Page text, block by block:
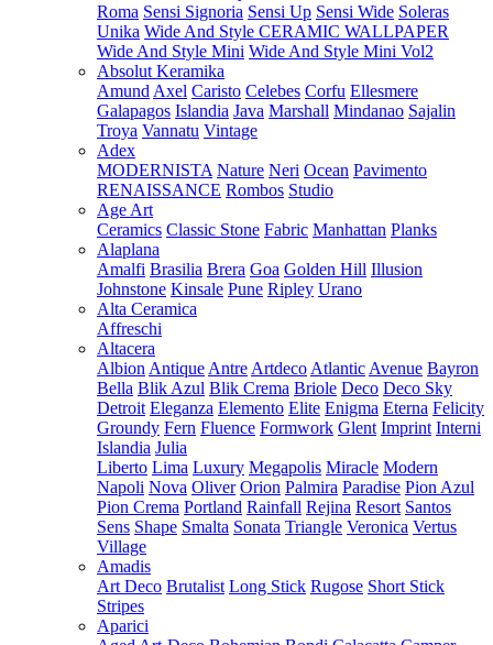
Roma Sensi Signoria Sensi Up Sensi Wide Soleras
Unika Wide And Style CERAMIC WALLPAPER
Wide And Style Mini Wide And Style Mini Vol2
Absolut Keramika
Amund Axel Caristo Celebes Corfu Ellesmere
Galapagos Islandia Java Marshall Mindanao Sajalin
Troya Vannatu Vintage
Adex
MODERNISTA Nature Neri Ocean Pavimento
RENAISSANCE Rombos Studio
Age Art
Ceramics Classic Stone Fabric Manhattan Planks
Alaplana
Amalfi Brasilia Brera Goa Golden Hill Illusion
Johnstone Kinsale Pune Ripley Urano
Alta Ceramica
Affreschi
Altacera
Albion Antique Antre Artdeco Atlantic Avenue Bayron
Bella Blik Azul Blik Crema Briole Deco Deco Sky
Detroit Eleganza Elemento Elite Enigma Eterna Felicity
Groundy Fern Fluence Formwork Glent Imprint Interni
Islandia Julia
Liberto Lima Luxury Megapolis Miracle Modern
Napoli Nova Oliver Orion Palmira Paradise Pion Azul
Pion Crema Portland Rainfall Rejina Resort Santos
Sens Shape Smalta Sonata Triangle Veronica Vertus
Village
Amadis
Art Deco Brutalist Long Stick Rugose Short Stick
Stripes
Aparici